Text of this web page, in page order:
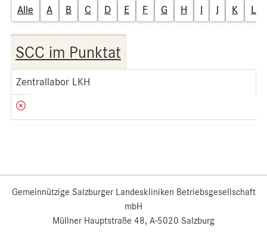
Alle A B C D E F G H I J K L
SCC im Punktat
Zentrallabor LKH
Gemeinnützige Salzburger Landeskliniken Betriebsgesellschaft
mbH
Müllner Hauptstraße 48, A-5020 Salzburg